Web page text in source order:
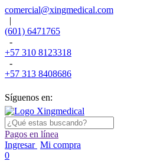
comercial@xingmedical.com
|
(601) 6471765
-
+57 310 8123318
-
+57 313 8408686
Síguenos en:
Pagos en línea
Ingresar Mi compra
0